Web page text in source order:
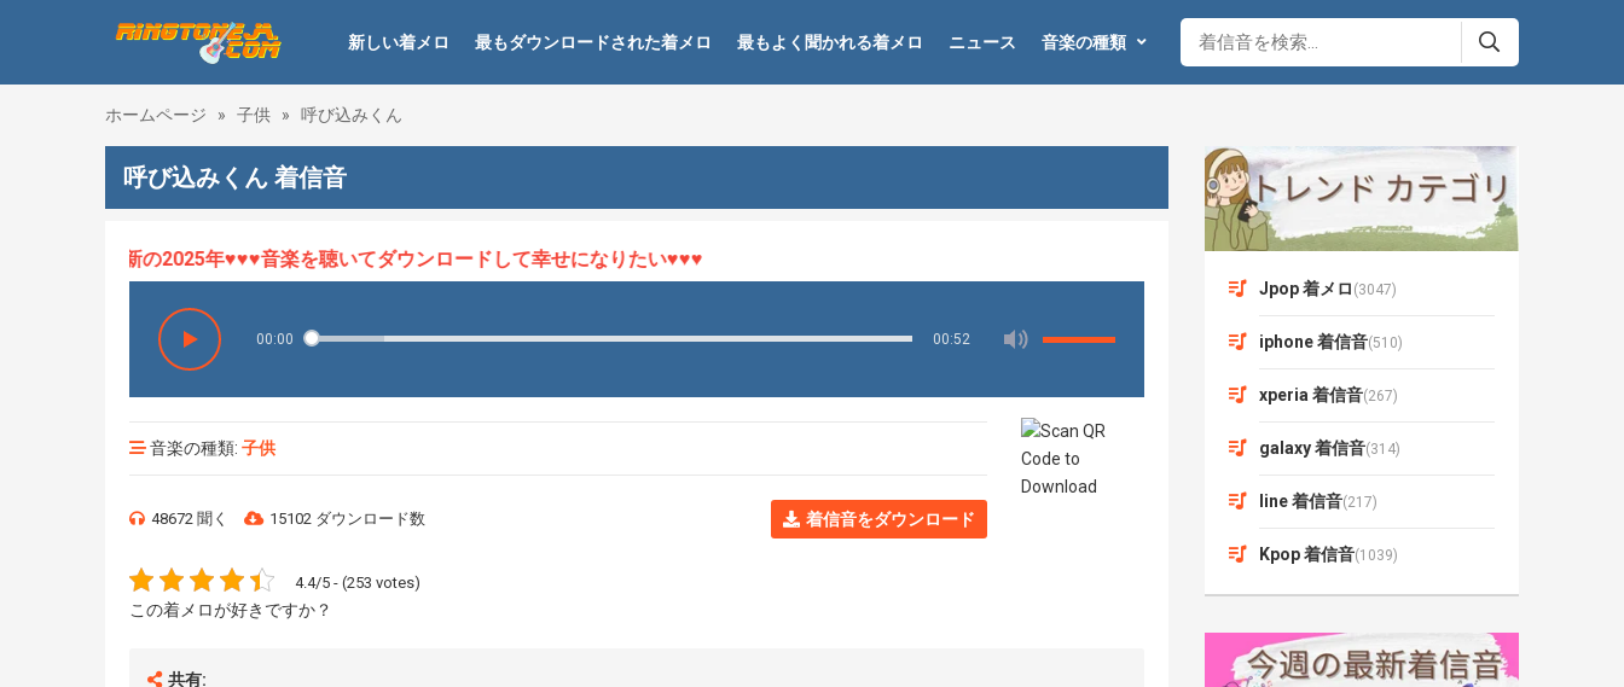
新しい着メロ 最もダウンロードされた着メロ 最もよく聞かれる着メロ ニュース 音楽の種類
ホームページ » 子供 » 呼び込みくん
呼び込みくん 着信音
、最新の2025年♥♥♥音楽を聴いてダウンロードして幸せになりたい♥♥♥
00:00 00:52
音楽の種類: 子供
48672 聞く 15102 ダウンロード数 着信音をダウンロード
4.4/5 - (253 votes)
この着メロが好きですか？
共有:
Jpop 着メロ (3047)
iphone 着信音(510)
xperia 着信音(267)
galaxy 着信音(314)
line 着信音(217)
Kpop 着信音(1039)